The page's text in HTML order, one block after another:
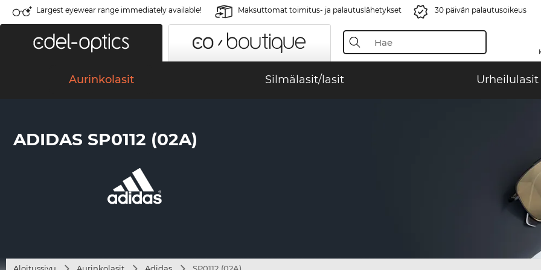
Largest eyewear range immediately available! Maksuttomat toimitus- ja palautuslähetykset 30 päivän palautusoikeus
Aurinkolasit Silmälasit/lasit Urheilulasit
ADIDAS SP0112 (02A)